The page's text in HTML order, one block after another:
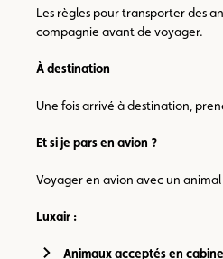
Les règles pour transporter des
compagnie avant de voyager.
À destination
Une fois arrivé à destination,
Et si je pars en avion ?
Voyager en avion avec un
Luxair :
Animaux acceptés en